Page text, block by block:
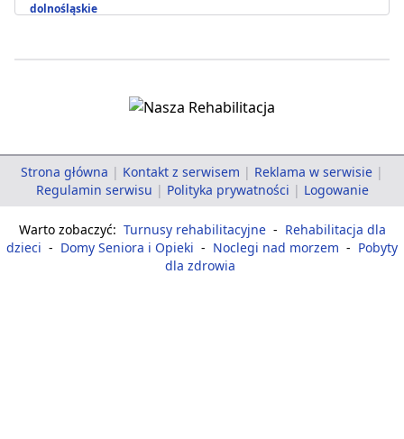
dolnośląskie
Strona główna | Kontakt z serwisem | Reklama w serwisie |
Regulamin serwisu | Polityka prywatności | Logowanie
Warto zobaczyć: Turnusy rehabilitacyjne - Rehabilitacja dla
dzieci - Domy Seniora i Opieki - Noclegi nad morzem - Pobyty
dla zdrowia